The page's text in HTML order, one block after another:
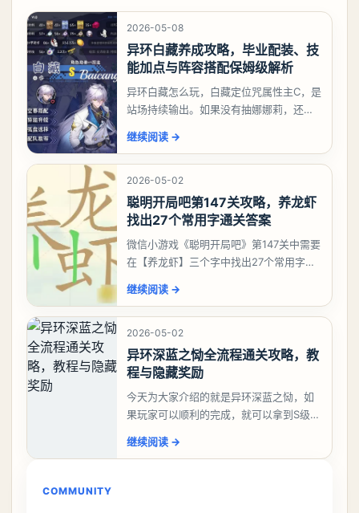
2026-05-08
异环白藏养成攻略，毕业配装、技
能加点与阵容搭配保姆级解析
异环白藏怎么玩，白藏定位咒属性主C，是
站场持续输出。如果没有抽娜娜莉，还没
有娜娜莉缺另外一个二队C想打深渊也可以
考虑养个白藏
继续阅读 →
2026-05-02
聪明开局吧第147关攻略，养龙虾
找出27个常用字通关答案
微信小游戏《聪明开局吧》第147关中需要
在【养龙虾】三个字中找出27个常用字，
大、夫、夰、巾、中、虫、下、虾、卜、
囗、吓、卟、
继续阅读 →
2026-05-02
异环深蓝之恸全流程通关攻略，教
程与隐藏奖励
今天为大家介绍的就是异环深蓝之恸，如
果玩家可以顺利的完成，就可以拿到S级弧
比较高的，对于那些新手玩家并不建议直
继续阅读 →
COMMUNITY